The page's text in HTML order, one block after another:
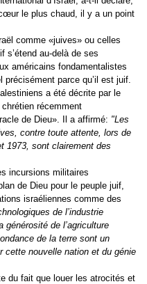
le plus chaud, il y a un point
comme «juives» ou celles
s’étend au-delà de ses
américains fondamentalistes
parce qu’il est juif.
a été décrite par le
récemment
de Dieu». Il a affirmé: "Les
contre toute attente, lors de
1973, sont clairement des
incursions militaires
de Dieu pour le peuple juif,
israéliennes comme des
de l’industrie
de l’agriculture
de la terre sont un
cette nouvelle nation et du génie
du fait que louer les atrocités et